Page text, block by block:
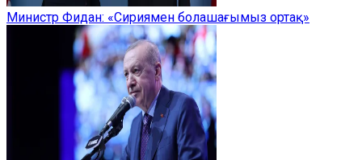
Министр Фидан: «Сириямен болашағымыз ортақ»